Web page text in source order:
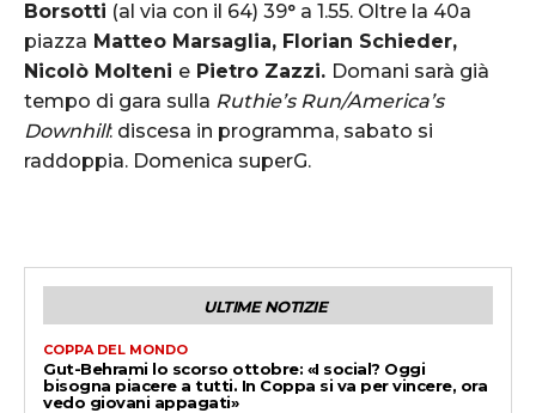
Borsotti (al via con il 64) 39° a 1.55. Oltre la 40a
piazza Matteo Marsaglia, Florian Schieder,
Nicolò Molteni e Pietro Zazzi. Domani sarà già
tempo di gara sulla Ruthie’s Run/America’s
Downhill: discesa in programma, sabato si
raddoppia. Domenica superG.
ULTIME NOTIZIE
COPPA DEL MONDO
Gut-Behrami lo scorso ottobre: «I social? Oggi
bisogna piacere a tutti. In Coppa si va per vincere, ora
vedo giovani appagati»